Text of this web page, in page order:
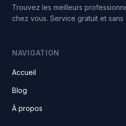
Trouvez les meilleurs
chez vous. Service gratuit et sans
NAVIGATION
Accueil
Blog
À propos